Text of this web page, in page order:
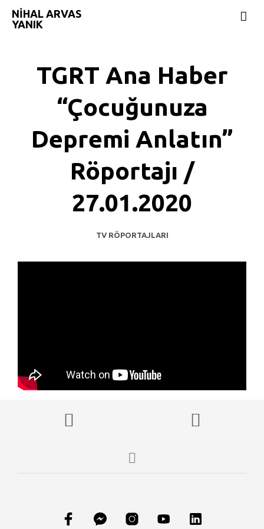
NIHAL ARVAS
YANIK
TGRT Ana Haber
“Çocuğunuza
Depremi Anlatın”
Röportajı /
27.01.2020
TV RÖPORTAJLARI